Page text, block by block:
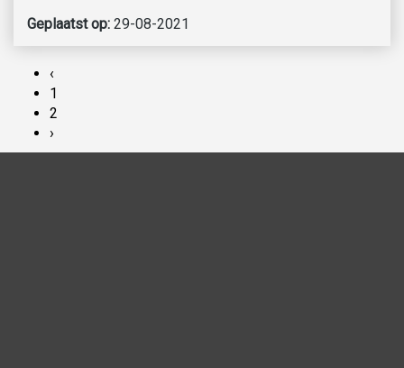
Geplaatst op: 29-08-2021
‹
1
2
›